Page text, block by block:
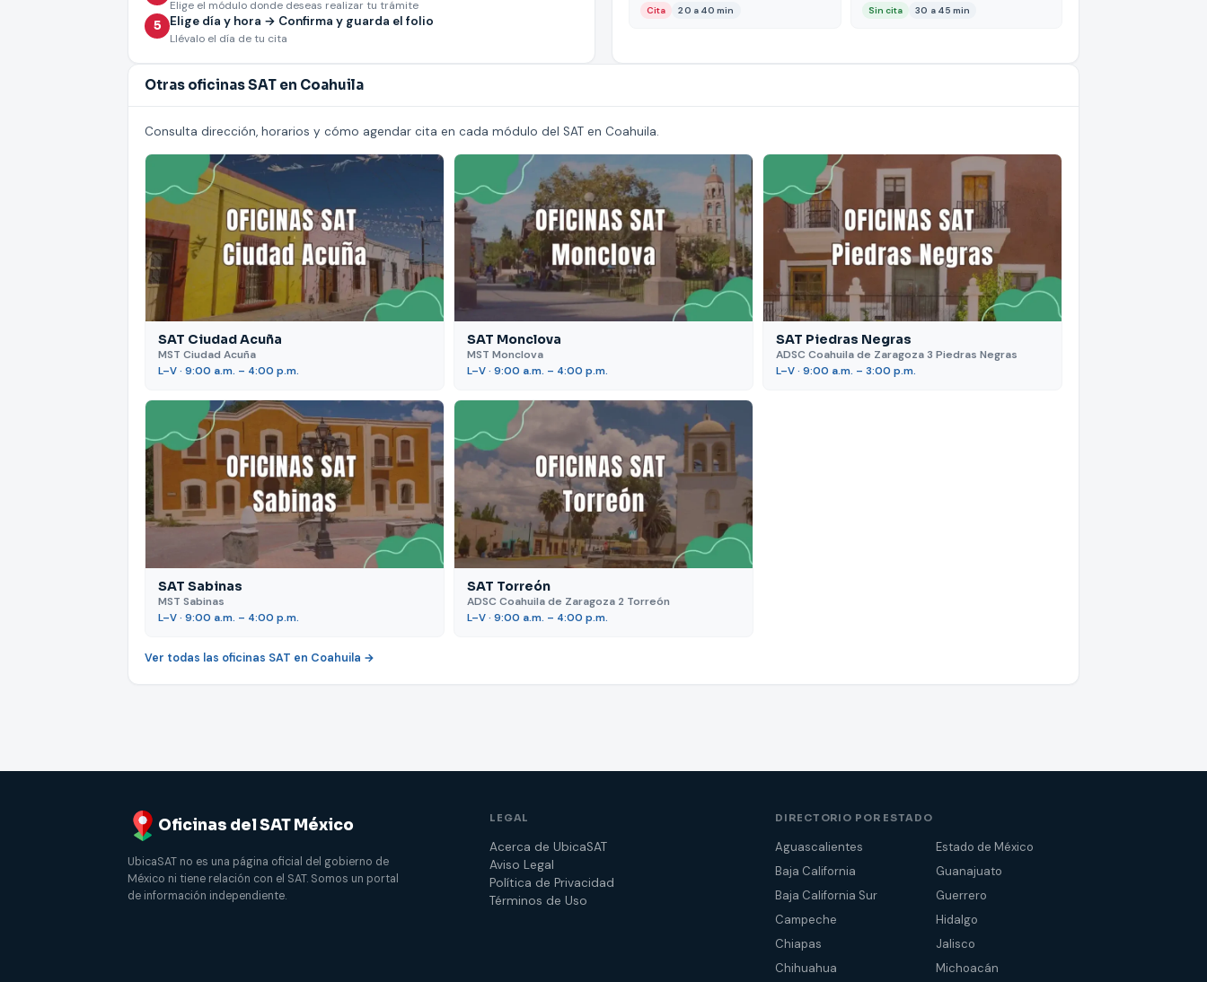
Elige el módulo donde deseas realizar tu trámite
5 Elige día y hora → Confirma y guarda el folio
Llévalo el día de tu cita
Cita 20 a 40 min Sin cita 30 a 45 min
Otras oficinas SAT en Coahuila
Consulta dirección, horarios y cómo agendar cita en cada módulo del SAT en Coahuila.
SAT Ciudad Acuña
MST Ciudad Acuña
L–V · 9:00 a.m. – 4:00 p.m.
SAT Monclova
MST Monclova
L–V · 9:00 a.m. – 4:00 p.m.
SAT Piedras Negras
ADSC Coahuila de Zaragoza 3 Piedras Negras
L–V · 9:00 a.m. – 3:00 p.m.
SAT Sabinas
MST Sabinas
L–V · 9:00 a.m. – 4:00 p.m.
SAT Torreón
ADSC Coahuila de Zaragoza 2 Torreón
L–V · 9:00 a.m. – 4:00 p.m.
Ver todas las oficinas SAT en Coahuila →
Oficinas del SAT México
UbicaSAT no es una página oficial del gobierno de
México ni tiene relación con el SAT. Somos un portal
de información independiente.
LEGAL
Acerca de UbicaSAT
Aviso Legal
Política de Privacidad
Términos de Uso
DIRECTORIO POR ESTADO
Aguascalientes
Baja California
Baja California Sur
Campeche
Chiapas
Chihuahua
Estado de México
Guanajuato
Guerrero
Hidalgo
Jalisco
Michoacán